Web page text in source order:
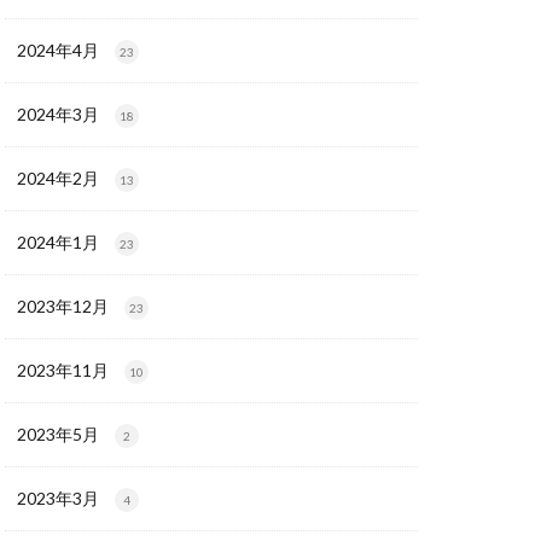
2024年4月 23
2024年3月 18
2024年2月 13
2024年1月 23
2023年12月 23
2023年11月 10
2023年5月 2
2023年3月 4